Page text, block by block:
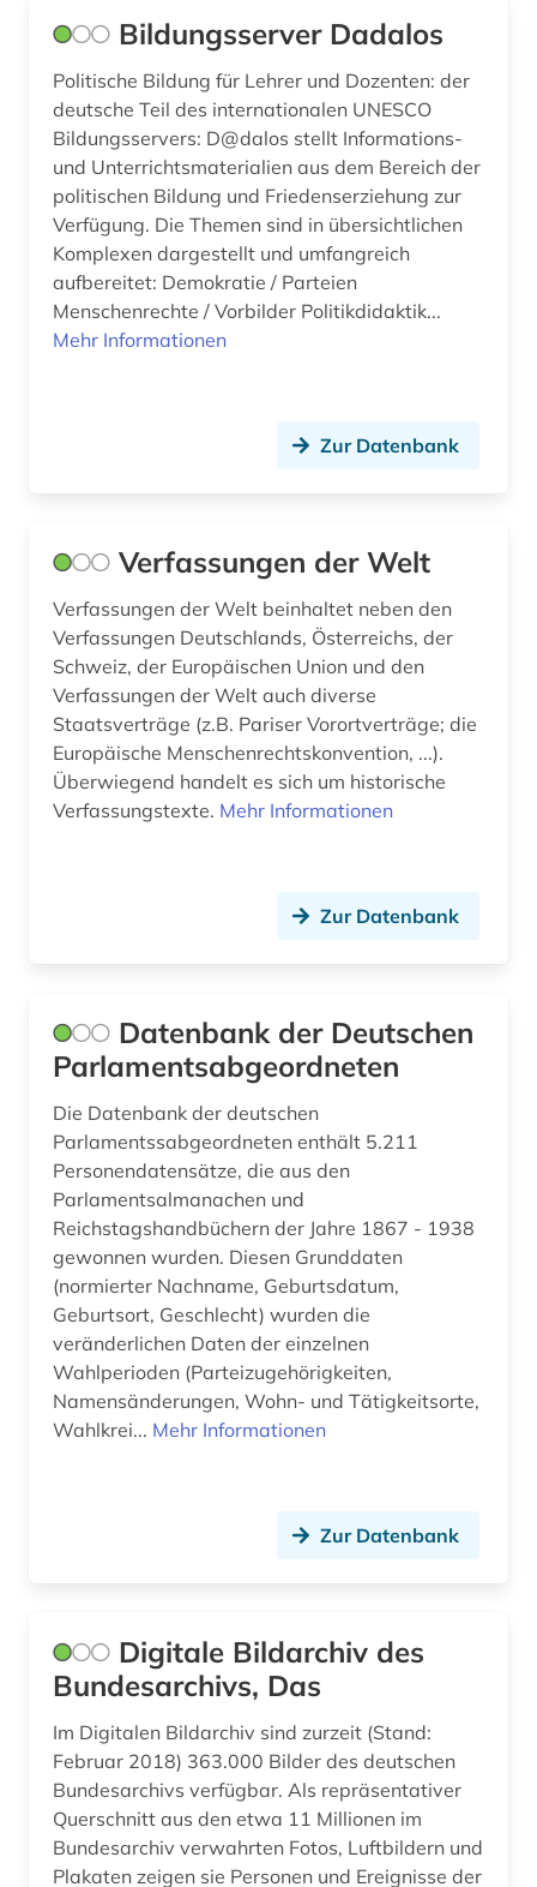
datenverarbeitung (1)
datenwirtschaft (1)
ddr (2)
dehio, georg | kunsthistoriker; hochschullehrer;
historiker; maler; zeichner (1)
dehio-handbuch (1)
demokratie (1)
design (1)
deutsch (2)
deutsch-deutsche beziehungen (1)
deutsche (1)
deutsche bundesbank (1)
deutscher sprachraum (1)
deutsches sprachgebiet (20)
deutschland (765)
deutschland (bundesrepublik). statistisches
bundesamt (1)
deutschland (ddr) (4)
deutschland. bundesarbeitsgericht (1)
deutschland. reichskanzlei (1)
deutschsprachiger raum (1)
dichter (1)
die deutsche bibliothek (1)
dissertation (1)
doktorarbeit (1)
dokumentarfilm (1)
doppelbesteuerung (1)
drama (1)
Bildungsserver Dadalos
Politische Bildung für Lehrer und Dozenten: der
deutsche Teil des internationalen UNESCO
Bildungsservers: D@dalos stellt Informations-
und Unterrichtsmaterialien aus dem Bereich der
politischen Bildung und Friedenserziehung zur
Verfügung. Die Themen sind in übersichtlichen
Komplexen dargestellt und umfangreich
aufbereitet: Demokratie / Parteien
Menschenrechte / Vorbilder Politikdidaktik...
Mehr Informationen
Zur Datenbank
Verfassungen der Welt
Verfassungen der Welt beinhaltet neben den
Verfassungen Deutschlands, Österreichs, der
Schweiz, der Europäischen Union und den
Verfassungen der Welt auch diverse
Staatsverträge (z.B. Pariser Vorortverträge; die
Europäische Menschenrechtskonvention, ...).
Überwiegend handelt es sich um historische
Verfassungstexte. Mehr Informationen
Zur Datenbank
Datenbank der Deutschen
Parlamentsabgeordneten
Die Datenbank der deutschen
Parlamentssabgeordneten enthält 5.211
Personendatensätze, die aus den
Parlamentsalmanachen und
Reichstagshandbüchern der Jahre 1867 - 1938
gewonnen wurden. Diesen Grunddaten
(normierter Nachname, Geburtsdatum,
Geburtsort, Geschlecht) wurden die
veränderlichen Daten der einzelnen
Wahlperioden (Parteizugehörigkeiten,
Namensänderungen, Wohn- und Tätigkeitsorte,
Wahlkrei... Mehr Informationen
Zur Datenbank
Digitale Bildarchiv des
Bundesarchivs, Das
Im Digitalen Bildarchiv sind zurzeit (Stand:
Februar 2018) 363.000 Bilder des deutschen
Bundesarchivs verfügbar. Als repräsentativer
Querschnitt aus den etwa 11 Millionen im
Bundesarchiv verwahrten Fotos, Luftbildern und
Plakaten zeigen sie Personen und Ereignisse der